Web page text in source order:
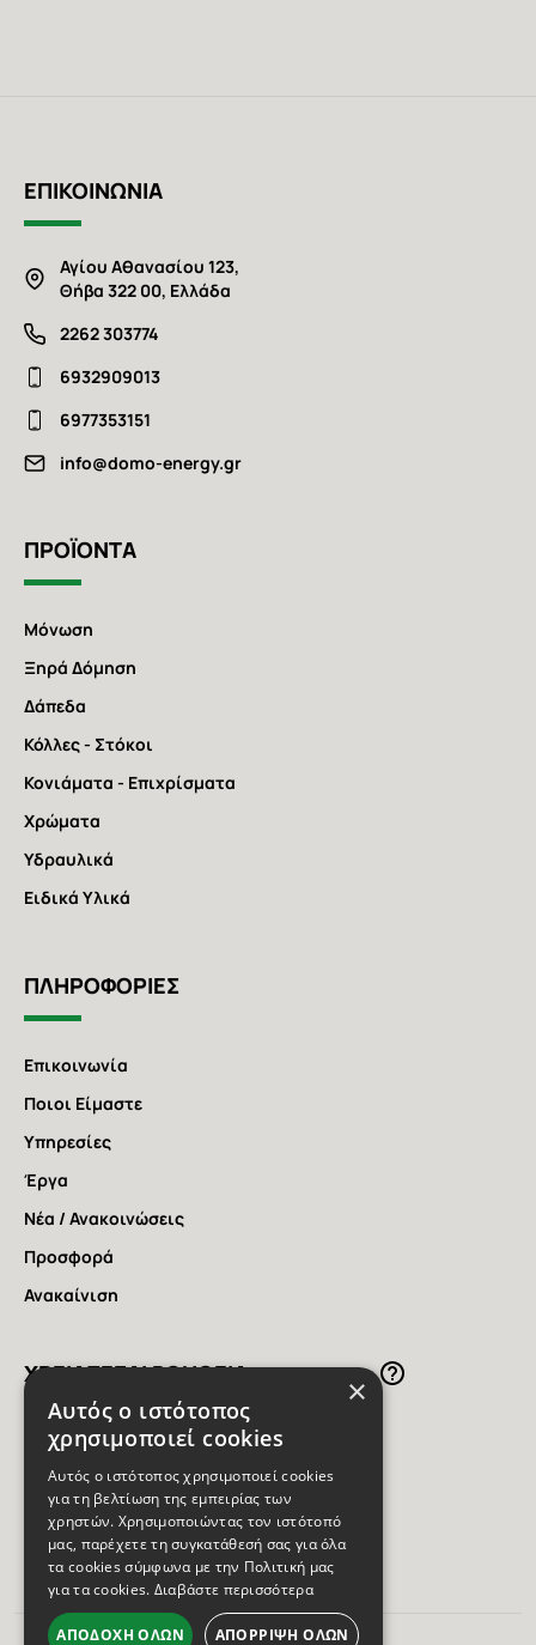
ΕΠΙΚΟΙΝΩΝΙΑ
Αγίου Αθανασίου 123,
Θήβα 322 00, Ελλάδα
2262 303774
6932909013
6977353151
info@domo-energy.gr
ΠΡΟΪΟΝΤΑ
Μόνωση
Ξηρά Δόμηση
Δάπεδα
Κόλλες - Στόκοι
Κονιάματα - Επιχρίσματα
Χρώματα
Υδραυλικά
Ειδικά Υλικά
ΠΛΗΡΟΦΟΡΙΕΣ
Επικοινωνία
Ποιοι Είμαστε
Υπηρεσίες
Έργα
Νέα / Ανακοινώσεις
Προσφορά
Ανακαίνιση
ΧΡΕΙΑΖΕΣAI ΒΟΗΘΕΙΑ;
Ρώτησε τον ειδικό της
DOMOENERGY στο 2262 303774
FacebookInstagram
Youtube
×
Αυτός ο ιστότοπος
χρησιμοποιεί cookies
Αυτός ο ιστότοπος χρησιμοποιεί cookies
για τη βελτίωση της εμπειρίας των
χρηστών. Χρησιμοποιώντας τον ιστότοπό
μας, παρέχετε τη συγκατάθεσή σας για όλα
τα cookies σύμφωνα με την Πολιτική μας
για τα cookies. Διαβάστε περισσότερα
ΑΠΟΔΟΧΉ ΌΛΩΝ ΑΠΌΡΡΙΨΗ ΌΛΩΝ